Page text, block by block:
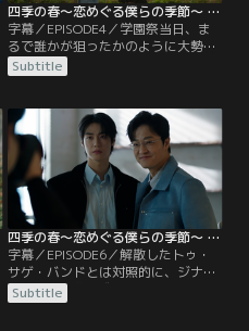
四季の春～恋めぐる僕らの季節～ 第04話／字幕
字幕／EPISODE4／学園祭当日、ま
るで誰かが狙ったかのように大勢の
人が押し寄せ、会場は一瞬でパニッ
クに。公演は突如中止になり、テヤ
テヤンを助けるため奮闘するトゥ・
サゲ・バンドは、困難の中で絆を深
める。そして、束の間の楽しい時間
を過ごすサゲとボムだったが--サゲ
の過去の記憶と目の前の状況が一致
する瞬間…。
Subtitle
四季の春～恋めぐる僕らの季節～ 第06話／字幕
字幕／EPISODE6／解散したトゥ・
サゲ・バンドとは対照的に、ジナが
手がけた楽曲で成功的なカムバック
を果たしたザ・クラウン。その曲の
Subtitle